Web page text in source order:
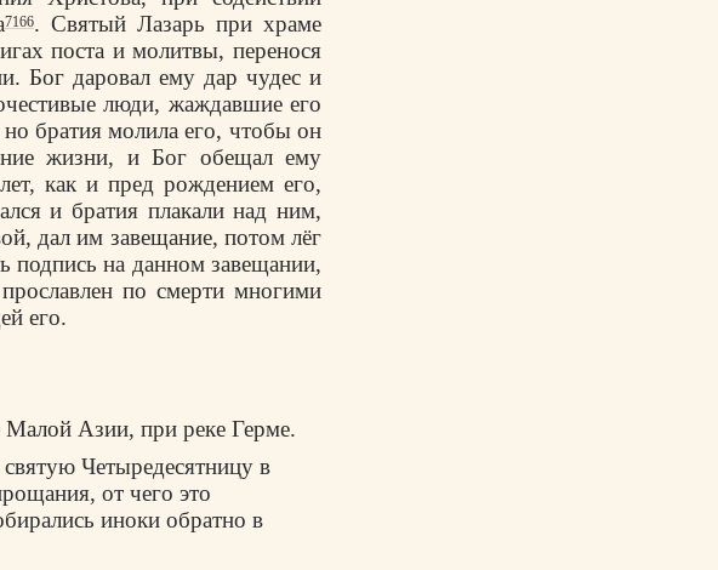
7166. Святый Лазарь при храме
поста и молитвы, перенося
Бог даровал ему дар чудес и
люди, жаждавшие его
братия молила его, чтобы он
жизни, и Бог обещал ему
как и пред рождением его,
и братия плакали над ним,
дал им завещание, потом лёг
подпись на данном завещании,
по смерти многими
его.
Малой Азии, при реке Герме.
Четыредесятницу в
от чего это
иноки обратно в